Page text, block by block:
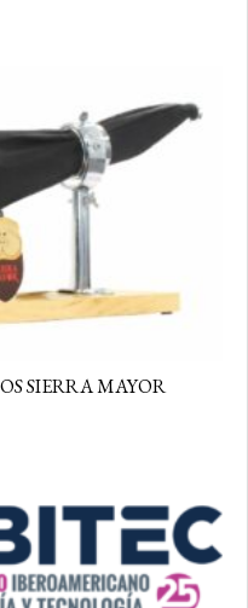
SIERRA MAYOR